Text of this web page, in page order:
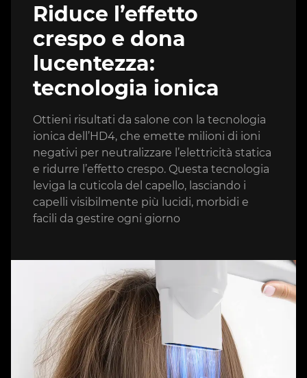
Riduce l’effetto
crespo e dona
lucentezza:
tecnologia ionica
Ottieni risultati da salone con la tecnologia
ionica dell’HD4, che emette milioni di ioni
negativi per neutralizzare l’elettricità statica
e ridurre l’effetto crespo. Questa tecnologia
leviga la cuticola del capello, lasciando i
capelli visibilmente più lucidi, morbidi e
facili da gestire ogni giorno